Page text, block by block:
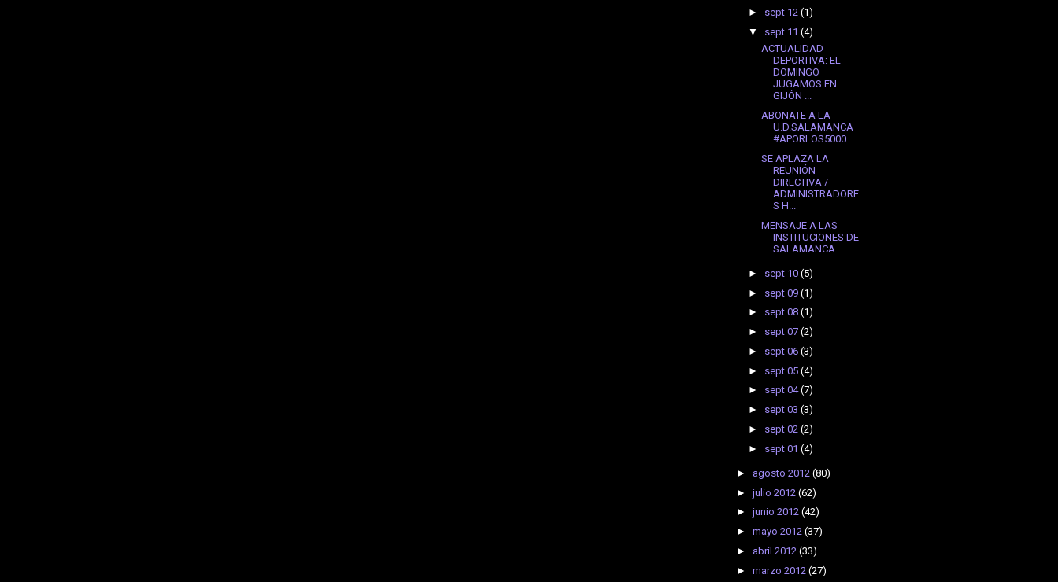
► sept 12(1)
▼ sept 11(4)
ACTUALIDAD
DEPORTIVA: EL
DOMINGO
JUGAMOS EN
GIJÓN ...
ABONATE A LA
U.D.SALAMANCA
#APORLOS5000
SE APLAZA LA
REUNIÓN
DIRECTIVA /
ADMINISTRADORE
S H...
MENSAJE A LAS
INSTITUCIONES DE
SALAMANCA
► sept 10(5)
► sept 09(1)
► sept 08(1)
► sept 07(2)
► sept 06(3)
► sept 05(4)
► sept 04(7)
► sept 03(3)
► sept 02(2)
► sept 01(4)
► agosto 2012 (80)
► julio 2012 (62)
► junio 2012 (42)
► mayo 2012 (37)
► abril 2012 (33)
► marzo 2012 (27)